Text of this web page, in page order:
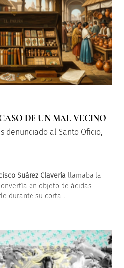
DE UN MAL VECINO
denunciado al Santo Oficio,
Suárez Clavería llamaba la
en objeto de ácidas
durante su corta...